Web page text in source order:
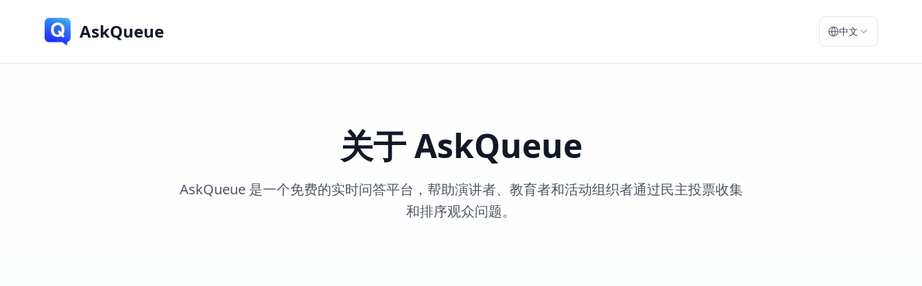
AskQueue 中文
关于 AskQueue
AskQueue 是一个免费的实时问答平台，帮助演讲者、教育者和活动组织者通过民主投票收集
和排序观众问题。